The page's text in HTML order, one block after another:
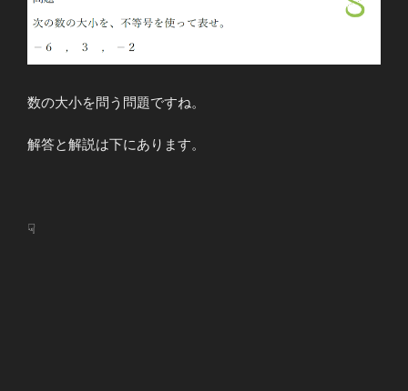
数の大小を問う問題ですね。
解答と解説は下にあります。
☟